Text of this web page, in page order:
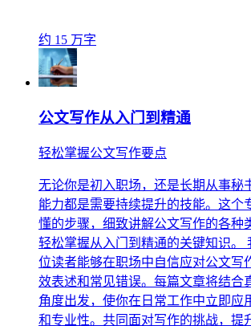
约 15 万字
公文写作从入门到精通
轻松掌握公文写作要点
无论你是初入职场，还是长期从事秘
能力都是需要持续提升的技能。这个
懂的步骤，细致讲解公文写作的各种
轻松掌握从入门到精通的关键知识。
位读者能够在职场中自信应对公文写
效表述和常见错误。每篇文章将结合
角度出发，使你在日常工作中立即应
和专业性。共同面对写作的挑战，提